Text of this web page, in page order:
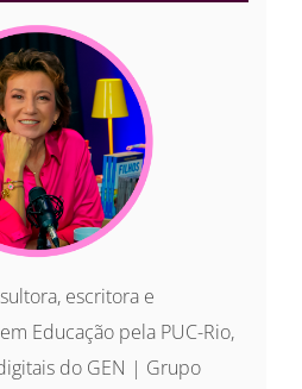
escritora e
Educação pela PUC-Rio,
do GEN | Grupo